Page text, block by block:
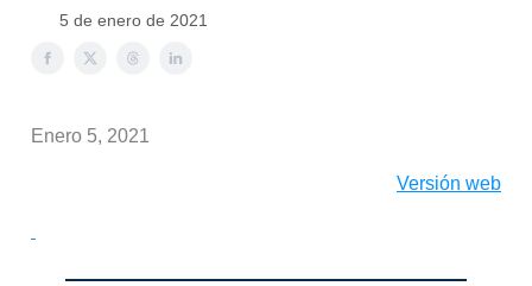
5 de enero de 2021
Enero 5, 2021
Versión web